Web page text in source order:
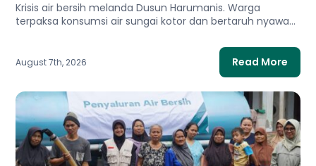
Krisis air bersih melanda Dusun Harumanis. Warga
terpaksa konsumsi air sungai kotor dan bertaruh nyawa
August 7th, 2026 Read More